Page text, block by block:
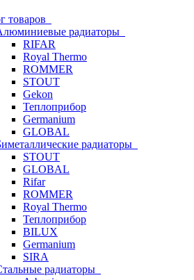
товаров
радиаторы
RIFAR
Royal Thermo
ROMMER
STOUT
Gekon
Теплоприбор
Germanium
GLOBAL
радиаторы
STOUT
GLOBAL
Rifar
ROMMER
Royal Thermo
Теплоприбор
BILUX
Germanium
SIRA
радиаторы